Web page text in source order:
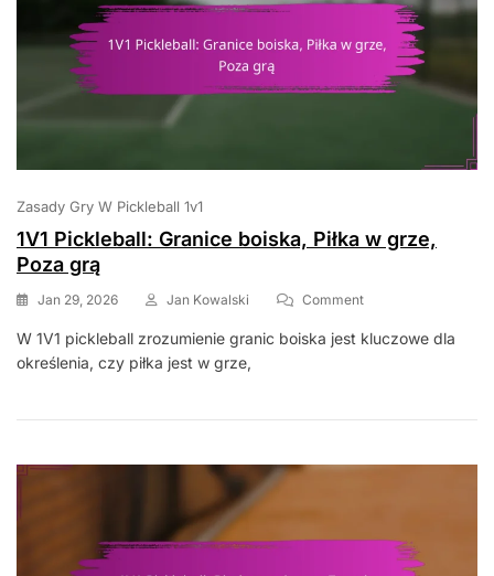
Zasady Gry W Pickleball 1v1
1V1 Pickleball: Granice boiska, Piłka w grze,
Poza grą
Jan 29, 2026 Jan Kowalski CommentOn
Pickleball:
W
Poza
W 1V1 pickleball zrozumienie granic boiska jest kluczowe dla
określenia, czy piłka jest w grze,